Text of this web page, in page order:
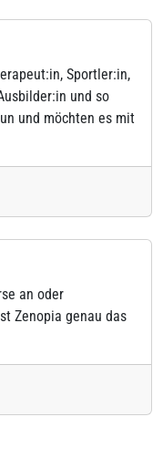
Sportler:in,
und so
und möchten es mit
an oder
Zenopia genau das